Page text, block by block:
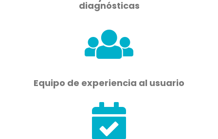
diagnósticas
Equipo de experiencia al usuario